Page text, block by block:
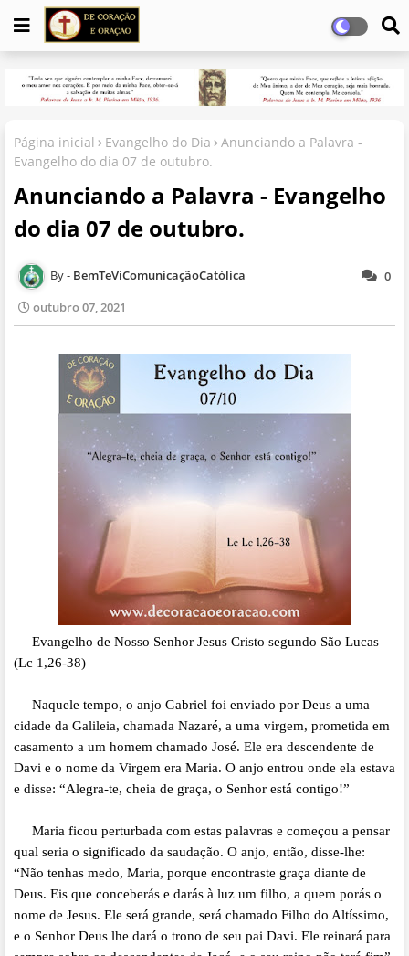
Página inicial Evangelho do Dia
Anunciando a Palavra -
Evangelho do dia 07 de outubro.
Anunciando a Palavra - Evangelho
do dia 07 de outubro.
0
BemTeVíComunicaçãoCatólica
outubro 07, 2021
Evangelho de Nosso Senhor Jesus Cristo segundo São Lucas
(Lc 1,26-38)
Naquele tempo, o anjo Gabriel foi enviado por Deus a uma
cidade da Galileia, chamada Nazaré, a uma virgem, prometida em
casamento a um homem chamado José. Ele era descendente de
Davi e o nome da Virgem era Maria. O anjo entrou onde ela estava
e disse: “Alegra-te, cheia de graça, o Senhor está contigo!”
Maria ficou perturbada com estas palavras e começou a pensar
qual seria o significado da saudação. O anjo, então, disse-lhe:
“Não tenhas medo, Maria, porque encontraste graça diante de
Deus. Eis que conceberás e darás à luz um filho, a quem porás o
nome de Jesus. Ele será grande, será chamado Filho do Altíssimo,
e o Senhor Deus lhe dará o trono de seu pai Davi. Ele reinará para